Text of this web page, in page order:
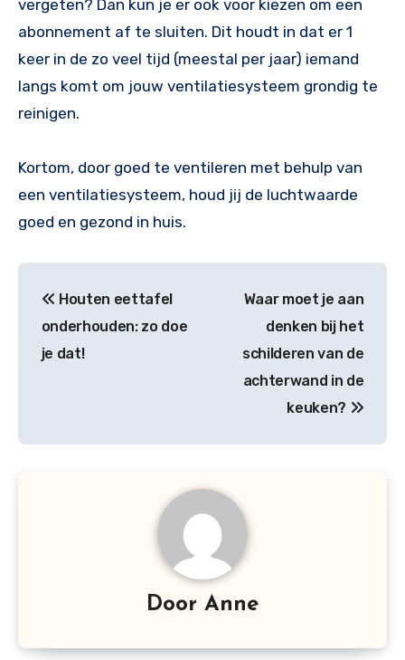
vergeten? Dan kun je er ook voor kiezen om een
abonnement af te sluiten. Dit houdt in dat er 1
keer in de zo veel tijd (meestal per jaar) iemand
langs komt om jouw ventilatiesysteem grondig te
reinigen.
Kortom, door goed te ventileren met behulp van
een ventilatiesysteem, houd jij de luchtwaarde
goed en gezond in huis.
navigatie
Houten eettafel
onderhouden: zo doe
je dat!
Waar moet je aan
denken bij het
schilderen van de
achterwand in de
keuken?
Door Anne